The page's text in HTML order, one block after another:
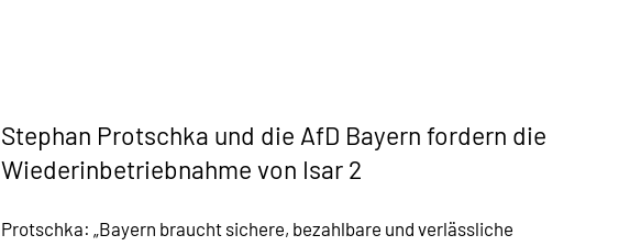
Stephan Protschka und die AfD Bayern fordern die
Wiederinbetriebnahme von Isar 2
Protschka: „Bayern braucht sichere, bezahlbare und verlässliche